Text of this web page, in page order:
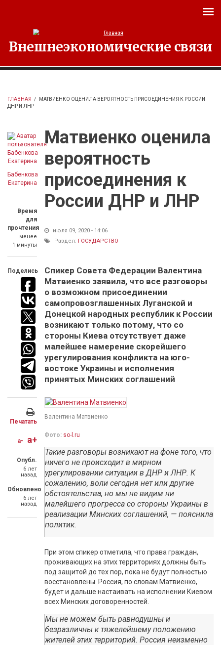
Внешнеэкономические связи
ГЛАВНАЯ /
МАТВИЕНКО ОЦЕНИЛА ВЕРОЯТНОСТЬ ПРИСОЕДИНЕНИЯ К РОССИИ
ДНР И ЛНР
Бабенкова
Екатерина
Время
для
прочтения
менее
1 минуты
Поделись
Печатать
a- a+
Опубл.
6 лет
назад
Обновлено
6 лет
назад
Матвиенко оценила
вероятность
присоединения к
России ДНР и ЛНР
июля 09, 2020 - 14:06
Раздел: ГОСУДАРСТВО
Спикер Совета Федерации Валентина
Матвиенко заявила, что все разговоры
о возможном присоединении
самопровозглашенных Луганской и
Донецкой народных республик к России
возникают только потому, что со
стороны Киева отсутствует даже
малейшее намерение скорейшего
урегулирования конфликта на юго-
востоке Украины и исполнения
принятых Минских соглашений
Валентина Матвиенко
Фото: so-l.ru
Такие разговоры возникают на фоне того, что
ничего не происходит в мирном
урегулировании ситуации в ДНР и ЛНР. К
сожалению, воли сегодня нет или другие
обстоятельства, но мы не видим ни
малейшего прогресса со стороны Украины в
реализации Минских соглашений, — пояснила
политик.
При этом спикер отметила, что права граждан,
проживающих на этих территориях должны быть
под защитой до тех пор, пока не будут полностью
восстановлены. Россия, по словам Матвиенко,
будет и дальше настаивать на исполнении Киевом
всех Минских договоренностей.
Мы не можем быть равнодушны и
безразличны к тяжелейшему положению
жителей этих территорий. Россия неизменно